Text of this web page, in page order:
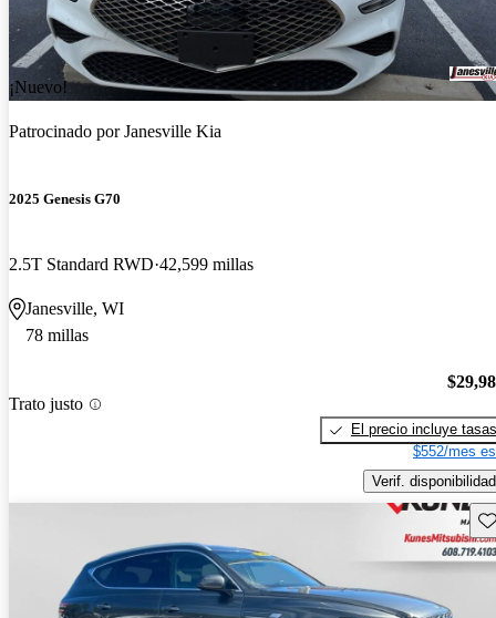
¡Nuevo!
Patrocinado porJanesville Kia
2025 Genesis G70
2.5T Standard RWD 42,599 millas
Janesville, WI
78 millas
Trato justo
El precio incluye tasas
$552/mes
Verif. disponibilidad